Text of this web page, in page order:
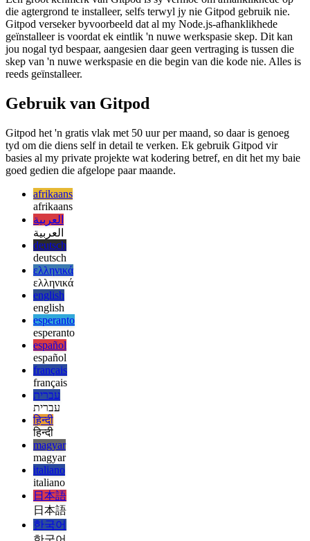
Agtergrond installasie
Een groot kenmerk van Gitpod is sy vermoë om afhanklikhede op
die agtergrond te installeer, selfs terwyl jy nie Gitpod gebruik nie.
Gitpod verseker byvoorbeeld dat al my Node.js-afhanklikhede
geïnstalleer is voordat ek eintlik 'n nuwe werkspasie skep. Dit kan
skep van 'n nuwe werkspasie en die begin van die kode nie. Alles is
reeds geïnstalleer.
Gebruik van Gitpod
Gitpod het 'n gratis vlak met 50 uur per maand, so daar is genoeg
basies al my private projekte wat kodering betref, en dit het my baie
goed gedien die afgelope paar maande.
afrikaans
afrikaans
العربية
العربية
deutsch
deutsch
ελληνικά
ελληνικά
english
english
esperanto
esperanto
español
español
français
français
עברית
עברית
हिन्दी
हिन्दी
magyar
magyar
italiano
italiano
日本語